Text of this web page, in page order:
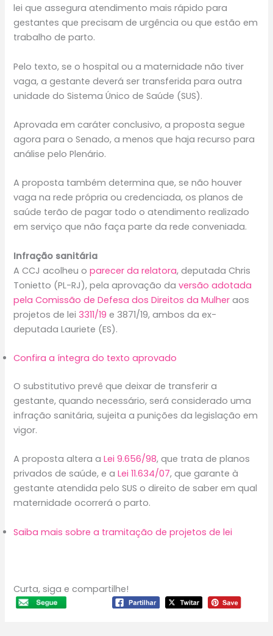
lei que assegura atendimento mais rápido para
gestantes que precisam de urgência ou que estão em
trabalho de parto.
Pelo texto, se o hospital ou a maternidade não tiver
vaga, a gestante deverá ser transferida para outra
unidade do Sistema Único de Saúde (SUS).
Aprovada emcaráter conclusivo, a proposta segue
agora para o Senado, a menos que haja recurso para
análise pelo Plenário.
A proposta também determina que, se não houver
vaga na rede própria ou credenciada, os planos de
saúde terão de pagar todo o atendimento realizado
em serviço que não faça parte da rede conveniada.
Infração sanitária
A CCJ acolheu oparecer da relatora, deputada Chris
Tonietto (PL-RJ), pela aprovação daversão adotada
pela Comissão de Defesa dos Direitos da Mulher aos
projetos de lei 3311/19 e 3871/19, ambos da ex-
deputada Lauriete (ES).
Confira a íntegra do texto aprovado
Osubstitutivo prevê que deixar de transferir a
gestante, quando necessário, será considerado uma
infração sanitária, sujeita a punições da legislação em
vigor.
A proposta altera aLei 9.656/98, que trata de planos
privados de saúde, e aLei 11.634/07, que garante à
gestante atendida pelo SUS o direito de saber em qual
maternidade ocorrerá o parto.
Saiba mais sobre a tramitação de projetos de lei
Curta, siga e compartilhe!